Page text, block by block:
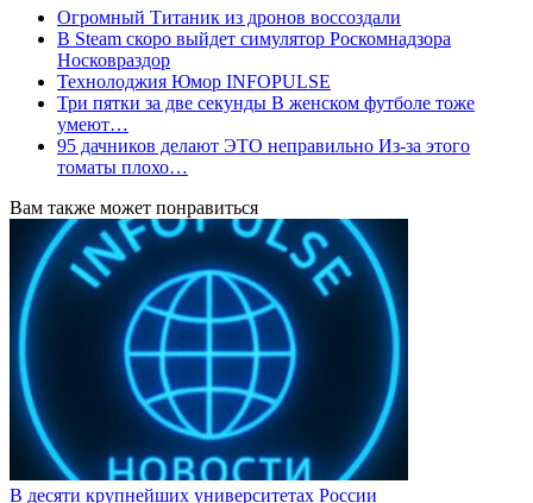
Огромный Титаник из дронов воссоздали
В Steam скоро выйдет симулятор Роскомнадзора
Носковраздор
Технолоджия Юмор INFOPULSE
Три пятки за две секунды В женском футболе тоже
умеют…
95 дачников делают ЭТО неправильно Из-за этого
томаты плохо…
Вам также может понравиться
В десяти крупнейших университетах России